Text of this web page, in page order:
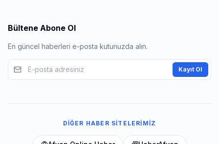
Bültene Abone Ol
En güncel haberleri e-posta kutunuzda alın.
Kayıt Ol
DIĞER HABER SITELERIMIZ